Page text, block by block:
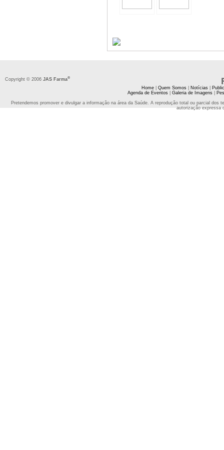
Copyright © 2006 JAS Farma®
Home| Quem Somos| Notícias|
Agenda de Eventos| Galeria de Imagens|
Pretendemos promover e divulgar a informação na área da Saúde. A reprodução total ou parcial
autorização expressa